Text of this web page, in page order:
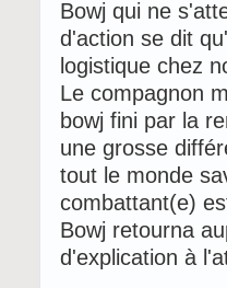
Bowj qui ne
d'action se dit
logistique chez
Le compagnon
bowj fini par la
une grosse
tout le monde
combattant(e)
Bowj retourna
d'explication à